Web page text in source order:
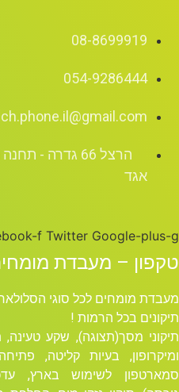
08-8699919
054-9286444
הרצל 66 גדרה -
אגד
f Twitter Google-plus-g
טקפון – מעבדת
מעבדת מומחים לכל סוגי
תיקונים בכל הרמות !
תיקוני מסך(תצוגה), שקע טעינה,
ומיקרופון, בעיות קליטה,
סמארטפון לשימוש בארץ,